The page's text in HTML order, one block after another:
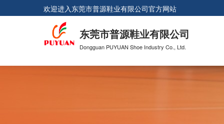
欢迎进入东莞市普源鞋业有限公司官方网站
东莞市普源鞋业有限公司
Dongguan PUYUAN Shoe Industry Co., Ltd.